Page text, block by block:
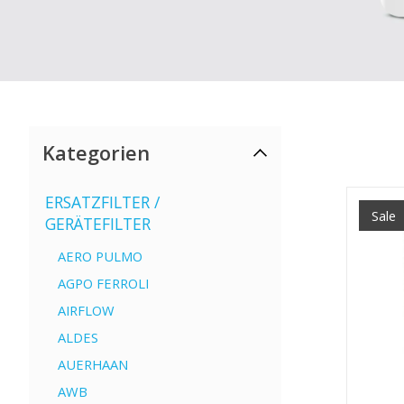
Kategorien
ERSATZFILTER /
GERÄTEFILTER
AERO PULMO
AGPO FERROLI
AIRFLOW
ALDES
AUERHAAN
AWB
Sale